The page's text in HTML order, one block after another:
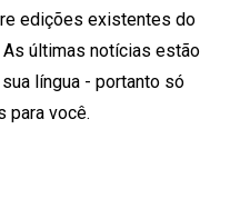
edições existentes do
últimas notícias estão
língua - portanto só
para você.